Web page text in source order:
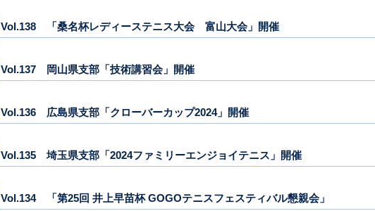
Vol.138 「桑名杯レディーステニス大会 富山大会」開催
Vol.137 岡山県支部「技術講習会」開催
Vol.136 広島県支部「クローバーカップ2024」開催
Vol.135 埼玉県支部「2024ファミリーエンジョイテニス」開催
Vol.134 「第25回 井上早苗杯 GOGOテニスフェスティバル懇親会」